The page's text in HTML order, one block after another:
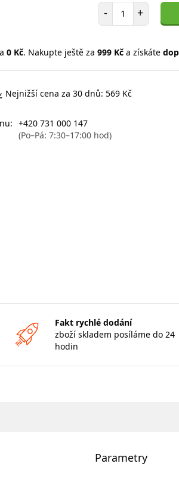
- Počet položek
+
0 Kč. Nakupte ještě za 999 Kča získáte
Nejnižší cena za 30 dnů: 569 Kč
+420 731 000 147
(Po–Pá: 7:30–17:00 hod)
Fakt rychlé dodání
zboží skladem posíláme do 24
hodin
Parametry